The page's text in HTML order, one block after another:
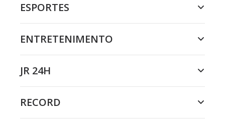
ESPORTES
ENTRETENIMENTO
JR 24H
RECORD